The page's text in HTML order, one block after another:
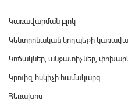
Կառավարման բլոկ
Կենտրոնական կողպեքի
Կոճակներ, անջատիչներ,
Կրուիզ-հսկիչի համակարգ
Հեռախոս